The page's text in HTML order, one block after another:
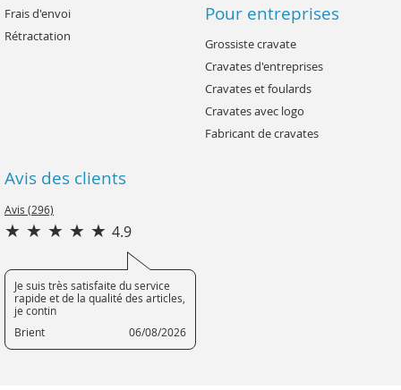
Frais d'envoi
Rétractation
Pour entreprises
Grossiste cravate
Cravates d'entreprises
Cravates et foulards
Cravates avec logo
Fabricant de cravates
Avis des clients
Avis (296)
4.9
Je suis très satisfaite du service
rapide et de la qualité des articles,
je contin
Brient
06/08/2026